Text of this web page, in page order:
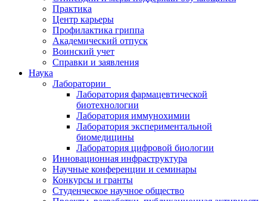
Практика
Центр карьеры
Профилактика гриппа
Академический отпуск
Воинский учет
Справки и заявления
Наука
Лаборатории
Лаборатория фармацевтической
биотехнологии
Лаборатория иммунохимии
Лаборатория экспериментальной
биомедицины
Лаборатория цифровой биологии
Инновационная инфраструктура
Научные конференции и семинары
Конкурсы и гранты
Студенческое научное общество